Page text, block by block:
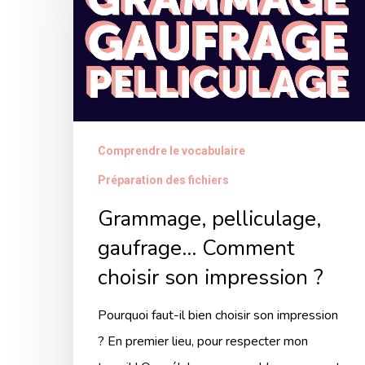
Comment
choisir
son
impression
?
Comprendre le vocabulaire
Préparation des fichiers
Grammage, pelliculage,
gaufrage… Comment
choisir son impression ?
Pourquoi faut-il bien choisir son impression
? En premier lieu, pour respecter mon